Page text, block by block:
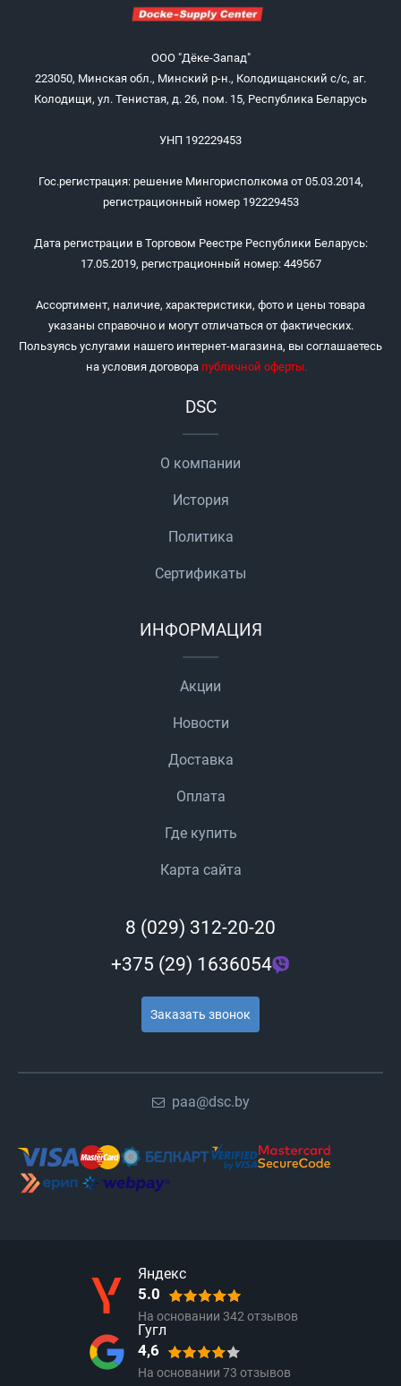
ООО "Дёке-Запад"
223050, Минская обл., Минский р-н., Колодищанский с/с, аг.
Колодищи, ул. Тенистая, д. 26, пом. 15, Республика Беларусь
УНП 192229453
Гос.регистрация: решение Мингорисполкома от 05.03.2014,
регистрационный номер 192229453
Дата регистрации в Торговом Реестре Республики Беларусь:
17.05.2019, регистрационный номер: 449567
Ассортимент, наличие, характеристики, фото и цены товара
указаны справочно и могут отличаться от фактических.
Пользуясь услугами нашего интернет-магазина, вы соглашаетесь
на условия договора публичной оферты.
DSC
О компании
История
Политика
Сертификаты
ИНФОРМАЦИЯ
Акции
Новости
Доставка
Оплата
Где купить
Карта сайта
8 (029) 312-20-20
+375 (29) 1636054
Заказать звонок
paa@dsc.by
Яндекс
5.0
На основании 342отзывов
Гугл
4,6
На основании 73 отзывов